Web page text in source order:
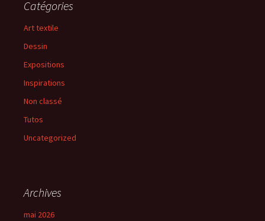
Catégories
Art textile
Dessin
Expositions
Inspirations
Non classé
Tutos
Uncategorized
Archives
mai 2026